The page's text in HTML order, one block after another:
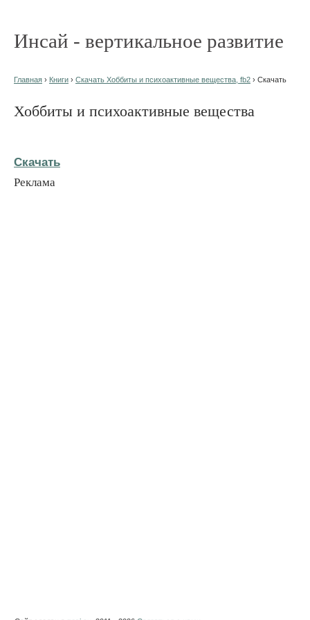
Инсай - вертикальное развитие
Главная › Книги › Скачать Хоббиты и психоактивные вещества, fb2 › Скачать
Хоббиты и психоактивные вещества
Скачать
Реклама